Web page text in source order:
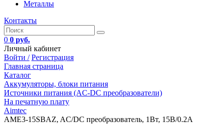
Металлы
Контакты
0 0 руб.
Личный кабинет
Войти / Регистрация
Главная страница
Каталог
Аккумуляторы, блоки питания
Источники питания (AC-DC преобразователи)
На печатную плату
Aimtec
AME3-15SBAZ, AC/DC преобразователь, 1Вт, 15В/0.2A